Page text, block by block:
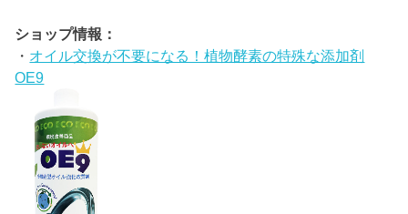
ショップ情報：
・ オイル交換が不要になる！植物酵素の特殊な添加剤
OE9